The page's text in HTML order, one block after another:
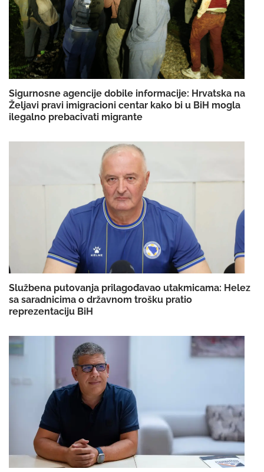
Sigurnosne agencije dobile informacije: Hrvatska na
Željavi pravi imigracioni centar kako bi u BiH mogla
ilegalno prebacivati migrante
Službena putovanja prilagođavao utakmicama: Helez
sa saradnicima o državnom trošku pratio
reprezentaciju BiH